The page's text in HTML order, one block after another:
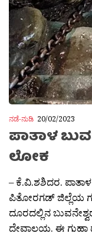
ನಡೆ-ನುಡಿ 20/02/2023
ಪಾತಾಳ
ಲೋಕ
– ಕೆ.ವಿ.ಶಶಿದರ.
ಪಿತೋರಗಡ್ ಜಿಲ್ಲೆಯ
ದೂರದಲ್ಲಿನ
ದೇವಾಲಯ. ಈ ಗುಹಾ